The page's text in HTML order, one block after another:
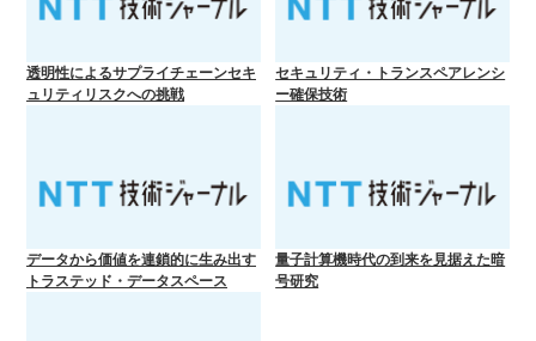
透明性によるサプライチェーンセキ
ュリティリスクへの挑戦
セキュリティ・トランスペアレンシ
ー確保技術
データから価値を連鎖的に生み出す
トラステッド・データスペース
量子計算機時代の到来を見据えた暗
号研究